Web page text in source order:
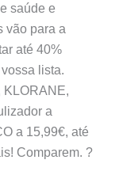
saúde e
vão para a
até 40%
lista.
KLORANE,
a
a 15,99€, até
Comparem. ?